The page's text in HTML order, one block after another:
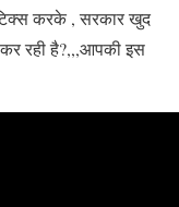
करके , सरकार खुद
रही है?,,,आपकी इस